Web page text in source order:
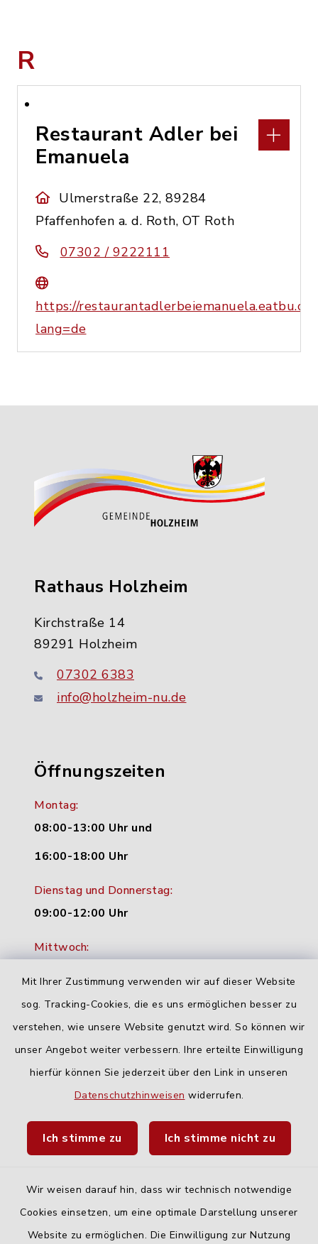
Mit Ihrer Zustimmung verwenden wir auf dieser Website
sog. Tracking-Cookies, die es uns ermöglichen besser zu
verstehen, wie unsere Website genutzt wird. So können wir
unser Angebot weiter verbessern. Ihre erteilte Einwilligung
hierfür können Sie jederzeit über den Link in unseren
Datenschutzhinweisen widerrufen.
Ich stimme zu Ich stimme nicht zu
Wir weisen darauf hin, dass wir technisch notwendige
Cookies einsetzen, um eine optimale Darstellung unserer
Website zu ermöglichen. Die Einwilligung zur Nutzung
R
Restaurant Adler bei
Emanuela
Ulmerstraße 22, 89284
Pfaffenhofen a. d. Roth, OT Roth
07302 / 9222111
https://
lang=de
Rathaus Holzheim
Kirchstraße 14
89291 Holzheim
07302 6383
info@holzheim-nu.de
Öffnungszeiten
Montag:
08:00-13:00 Uhr und
16:00-18:00 Uhr
Dienstag und Donnerstag:
09:00-12:00 Uhr
Mittwoch:
Freitag:
geschlossen
Quicklinks
Fahrplanauskunft DING